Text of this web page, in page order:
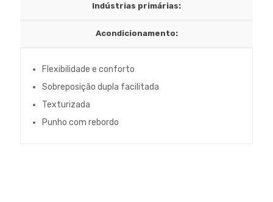
Indústrias primárias:
Acondicionamento:
Flexibilidade e conforto
Sobreposição dupla facilitada
Texturizada
Punho com rebordo